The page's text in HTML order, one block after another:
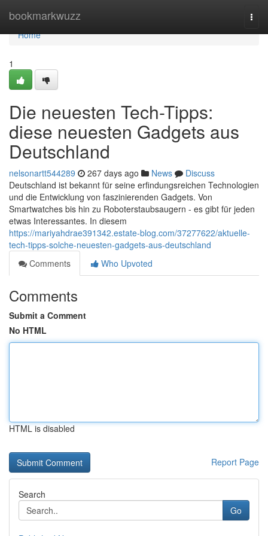
bookmarkwuzz
Home
Home
1
Die neuesten Tech-Tipps:
diese neuesten Gadgets aus
Deutschland
nelsonartt544289 267 days ago News
Discuss
Deutschland ist bekannt für seine erfindungsreichen Technologien
und die Entwicklung von faszinierenden Gadgets. Von
Smartwatches bis hin zu Roboterstaubsaugern - es gibt für jeden
etwas Interessantes. In diesem
https://mariyahdrae391342.estate-blog.com/37277622/aktuelle-
tech-tipps-solche-neuesten-gadgets-aus-deutschland
Comments
Who Upvoted
Comments
Submit a Comment
No HTML
HTML is disabled
Report Page
Search
Go